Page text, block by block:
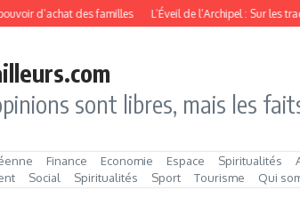
d’achat des familles L’Éveil de l’Archipel : Sur les
sont libres, mais les
Finance Economie Espace Spiritualités
Social Spiritualités Sport Tourisme Qui